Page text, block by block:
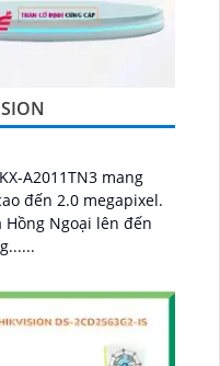
A2011TN3 mang
đến 2.0 megapixel.
Ngoại lên đến